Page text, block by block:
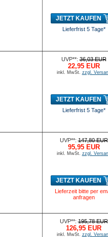
JETZT KAUFEN
Lieferfrist 5 Tage*
UVP**:36,03 EUR
22,95 EUR
inkl. MwSt. zzgl.
JETZT KAUFEN
Lieferfrist 5 Tage*
UVP**:147,80 EUR
95,95 EUR
inkl. MwSt. zzgl.
JETZT KAUFEN
Lieferzeit bitte per
anfragen
UVP**:195,78 EUR
126,95 EUR
inkl. MwSt. zzgl.